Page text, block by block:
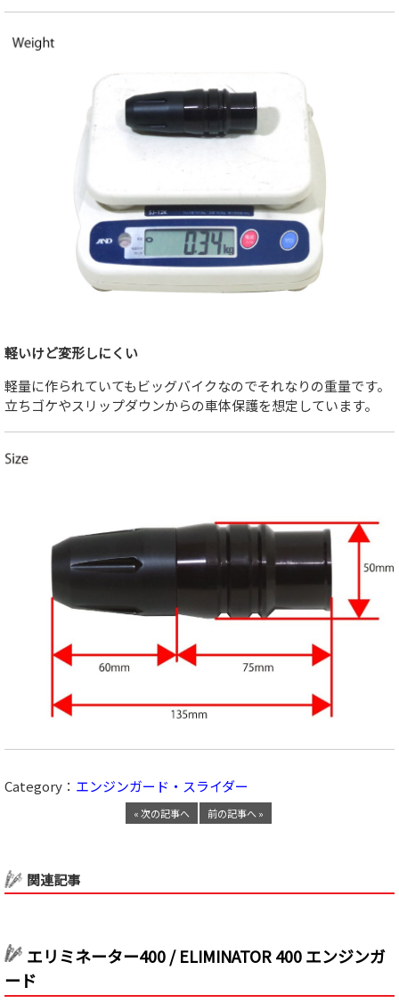
軽いけど変形しにくい
軽量に作られていてもビッグバイクなのでそれなりの重量です。
立ちゴケやスリップダウンからの車体保護を想定しています。
Category： エンジンガード・スライダー
« 次の記事へ 前の記事へ »
関連記事
エリミネーター400 / ELIMINATOR 400 エンジンガ
ード